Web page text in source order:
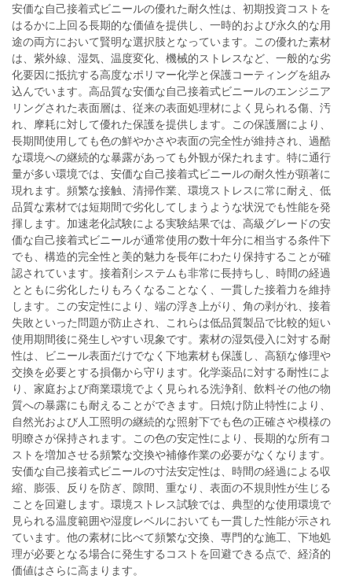
安価な自己接着式ビニールの優れた耐久性は、初期投資コストを
はるかに上回る長期的な価値を提供し、一時的および永久的な用
途の両方において賢明な選択肢となっています。この優れた素材
は、紫外線、湿気、温度変化、機械的ストレスなど、一般的な劣
化要因に抵抗する高度なポリマー化学と保護コーティングを組み
込んでいます。高品質な安価な自己接着式ビニールのエンジニア
リングされた表面層は、従来の表面処理材によく見られる傷、汚
れ、摩耗に対して優れた保護を提供します。この保護層により、
長期間使用しても色の鮮やかさや表面の完全性が維持され、過酷
な環境への継続的な暴露があっても外観が保たれます。特に通行
量が多い環境では、安価な自己接着式ビニールの耐久性が顕著に
現れます。頻繁な接触、清掃作業、環境ストレスに常に耐え、低
品質な素材では短期間で劣化してしまうような状況でも性能を発
揮します。加速老化試験による実験結果では、高級グレードの安
価な自己接着式ビニールが通常使用の数十年分に相当する条件下
でも、構造的完全性と美的魅力を長年にわたり保持することが確
認されています。接着剤システムも非常に長持ちし、時間の経過
とともに劣化したりもろくなることなく、一貫した接着力を維持
します。この安定性により、端の浮き上がり、角の剥がれ、接着
失敗といった問題が防止され、これらは低品質製品で比較的短い
使用期間後に発生しやすい現象です。素材の湿気侵入に対する耐
性は、ビニール表面だけでなく下地素材も保護し、高額な修理や
交換を必要とする損傷から守ります。化学薬品に対する耐性によ
り、家庭および商業環境でよく見られる洗浄剤、飲料その他の物
質への暴露にも耐えることができます。日焼け防止特性により、
自然光および人工照明の継続的な照射下でも色の正確さや模様の
明瞭さが保持されます。この色の安定性により、長期的な所有コ
ストを増加させる頻繁な交換や補修作業の必要がなくなります。
安価な自己接着式ビニールの寸法安定性は、時間の経過による収
縮、膨張、反りを防ぎ、隙間、重なり、表面の不規則性が生じる
ことを回避します。環境ストレス試験では、典型的な使用環境で
見られる温度範囲や湿度レベルにおいても一貫した性能が示され
ています。他の素材に比べて頻繁な交換、専門的な施工、下地処
理が必要となる場合に発生するコストを回避できる点で、経済的
価値はさらに高まります。